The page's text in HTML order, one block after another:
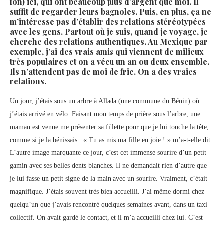
suffit de regarder leurs bagnoles. Puis, en plus, ça ne
m’intéresse pas d’établir des relations stéréotypées
avec les gens. Partout où je suis, quand je voyage, je
cherche des relations authentiques. Au Mexique par
exemple, j’ai des vrais amis qui viennent de milieux
très populaires et on a vécu un an ou deux ensemble.
Ils n’attendent pas de moi de fric. On a des vraies
relations.
Un jour, j’étais sous un arbre à Allada (une commune du Bénin) où
j’étais arrivé en vélo. Faisant mon temps de prière sous l’arbre, une
maman est venue me présenter sa fillette pour que je lui touche la tête,
comme si je la bénissais : « Tu as mis ma fille en joie ! » m’a-t-elle dit.
L’autre image marquante ce jour, c’est cet immense sourire d’un petit
gamin avec ses belles dents blanches. Il ne demandait rien d’autre que
je lui fasse un petit signe de la main avec un sourire. Vraiment, c’était
magnifique. J’étais souvent très bien accueilli. J’ai même dormi chez
quelqu’un que j’avais rencontré quelques semaines avant, dans un taxi
collectif. On avait gardé le contact, et il m’a accueilli chez lui. C’est